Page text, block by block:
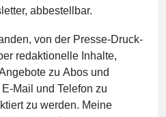
abbestellbar.
von der Presse-Druck-
redaktionelle Inhalte,
zu Abos und
Mail und Telefon zu
zu werden. Meine